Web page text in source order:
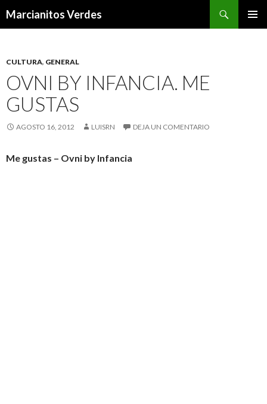
Marcianitos Verdes
CULTURA, GENERAL
OVNI BY INFANCIA. ME
GUSTAS
AGOSTO 16, 2012 LUISRN DEJA UN COMENTARIO
Me gustas – Ovni by Infancia